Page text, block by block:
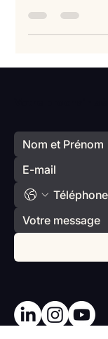
Jusqu’où
La publicité est
mais les...
Votre prochain